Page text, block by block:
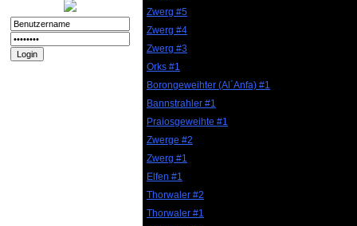
Zwerg #5
Zwerg #4
Zwerg #3
Orks #1
Borongeweihter (Al´Anfa) #1
Bannstrahler #1
Praiosgeweihte #1
Zwerge #2
Zwerg #1
Elfen #1
Thorwaler #2
Thorwaler #1